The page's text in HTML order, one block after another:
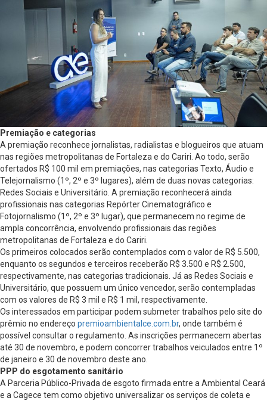
Premiação e categorias
A premiação reconhece jornalistas, radialistas e blogueiros que atuam
nas regiões metropolitanas de Fortaleza e do Cariri. Ao todo, serão
ofertados R$ 100 mil em premiações, nas categorias Texto, Áudio e
Telejornalismo (1º, 2º e 3º lugares), além de duas novas categorias:
Redes Sociais e Universitário. A premiação reconhecerá ainda
profissionais nas categorias Repórter Cinematográfico e
Fotojornalismo (1º, 2º e 3º lugar), que permanecem no regime de
ampla concorrência, envolvendo profissionais das regiões
metropolitanas de Fortaleza e do Cariri.
Os primeiros colocados serão contemplados com o valor de R$ 5.500,
enquanto os segundos e terceiros receberão R$ 3.500 e R$ 2.500,
respectivamente, nas categorias tradicionais. Já as Redes Sociais e
Universitário, que possuem um único vencedor, serão contempladas
com os valores de R$ 3 mil e R$ 1 mil, respectivamente.
Os interessados em participar podem submeter trabalhos pelo site do
prêmio no endereço premioambientalce.com.br, onde também é
possível consultar o regulamento. As inscrições permanecem abertas
até 30 de novembro, e podem concorrer trabalhos veiculados entre 1º
de janeiro e 30 de novembro deste ano.
PPP do esgotamento sanitário
A Parceria Público-Privada de esgoto firmada entre a Ambiental Ceará
e a Cagece tem como objetivo universalizar os serviços de coleta e